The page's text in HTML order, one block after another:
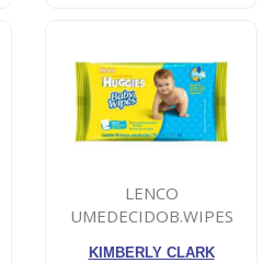
LENCO
UMEDECIDOB.WIPES
KIMBERLY CLARK